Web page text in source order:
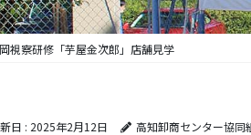
視察研修「芋屋金次郎」店舗見学
日 : 2025年2月12日 高知卸商センター協同